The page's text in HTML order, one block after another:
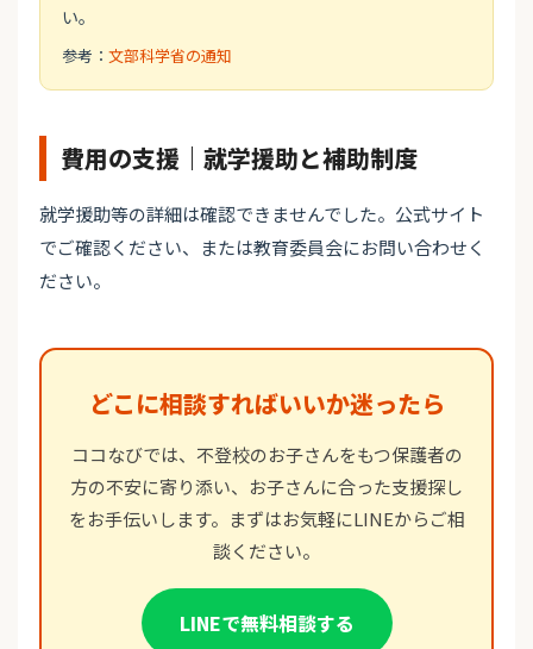
い。
参考： 文部科学省の通知
費用の支援｜就学援助と補助制度
就学援助等の詳細は確認できませんでした。公式サイト
でご確認ください、または教育委員会にお問い合わせく
ださい。
どこに相談すればいいか迷ったら
ココなびでは、不登校のお子さんをもつ保護者の
方の不安に寄り添い、お子さんに合った支援探し
をお手伝いします。まずはお気軽にLINEからご相
談ください。
LINEで無料相談する